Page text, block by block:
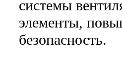
системы
элементы,
безопасность.